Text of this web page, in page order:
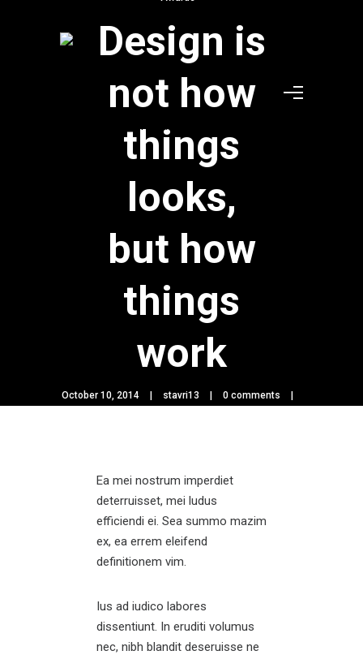
Design is
not how
things
looks,
but how
things
work
October 10, 2014 stavri13 0 comments
Ea mei nostrum imperdiet
deterruisset, mei ludus
efficiendi ei. Sea summo mazim
ex, ea errem eleifend
definitionem vim.
Ius ad iudico labores
dissentiunt. In eruditi volumus
nec, nibh blandit deseruisse ne